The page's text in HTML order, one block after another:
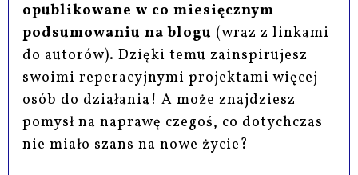
opublikowane w co miesięcznym
podsumowaniu na blogu (wraz z linkami
do autorów). Dzięki temu zainspirujesz
swoimi reperacyjnymi projektami więcej
osób do działania! A może znajdziesz
pomysł na naprawę czegoś, co dotychczas
nie miało szans na nowe życie?